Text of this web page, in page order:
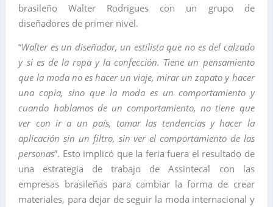
brasileño Walter Rodrigues con un grupo de
diseñadores de primer nivel.
“Walter es un diseñador, un estilista que no es del calzado
y si es de la ropa y la confección. Tiene un pensamiento
que la moda no es hacer un viaje, mirar un zapato y hacer
una copia, sino que la moda es un comportamiento y
cuando hablamos de un comportamiento, no tiene que
ver con ir a un país, tomar las tendencias y hacer la
aplicación sin un filtro, sin ver el comportamiento de las
personas”. Esto implicó que la feria fuera el resultado de
una estrategia de trabajo de Assintecal con las
empresas brasileñas para cambiar la forma de crear
materiales, para dejar de seguir la moda internacional y